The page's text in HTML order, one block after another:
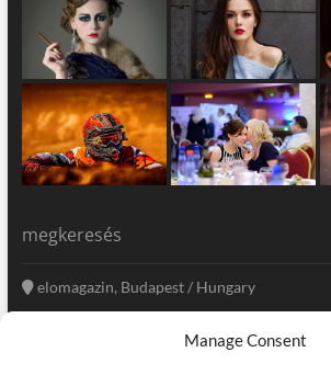
Manage Consent
megkeresés
elomagazin, Budapest / Hungary
szerkesztoseg@elomagazin.com